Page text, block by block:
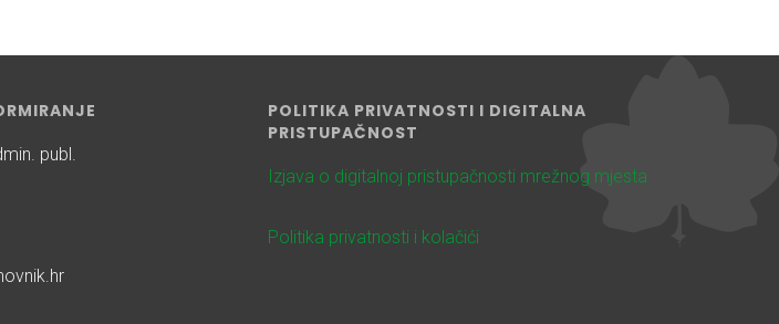
publ.
POLITIKA PRIVATNOSTI I DIGITALNA
PRISTUPAČNOST
Izjava o digitalnoj pristupačnosti mrežnog mjesta
Politika privatnosti i kolačići